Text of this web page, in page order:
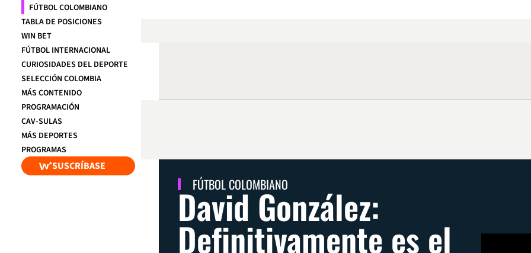
FÚTBOL COLOMBIANO
TABLA DE POSICIONES
WIN BET
FÚTBOL INTERNACIONAL
CURIOSIDADES DEL DEPORTE
SELECCIÓN COLOMBIA
MÁS CONTENIDO
PROGRAMACIÓN
CAV-SULAS
MÁS DEPORTES
PROGRAMAS
SUSCRÍBASE
FÚTBOL COLOMBIANO
David González:
Definitivamente es el